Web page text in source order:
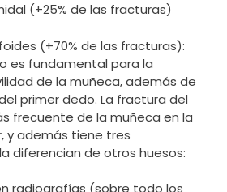
(+25% de las fracturas)
(+70% de las fracturas):
es fundamental para la
de la muñeca, además de
primer dedo. La fractura del
frecuente de la muñeca en la
y además tiene tres
diferencian de otros huesos:
radiografías (sobre todo los